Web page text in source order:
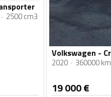
2500 cm3
2020 360000 km
19 000€